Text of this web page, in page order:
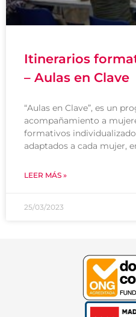
Itinerarios
– Aulas en Clave
“Aulas en Clave”, es un
acompañamiento a
formativos
adaptados a cada mujer,
LEER MÁS »
25/03/2023